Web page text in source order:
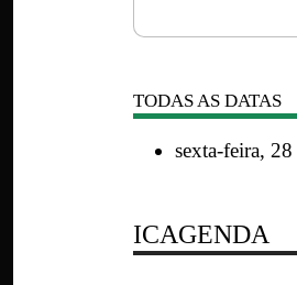
TODAS AS DATAS
sexta-feira,
ICAGENDA